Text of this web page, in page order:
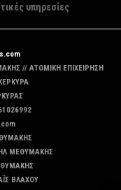
υπηρεσίες
// ΑΤΟΜΙΚΗ ΕΠΙΧΕΙΡΗΣΗ
ΜΕΘΥΜΑΚΗΣ
ΒΛΑΧΟΥ